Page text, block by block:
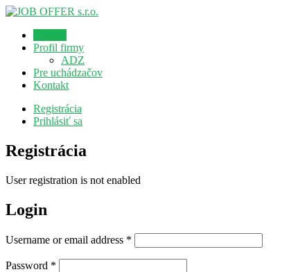
Profil firmy
ADZ
Pre uchádzačov
Kontakt
Registrácia
Prihlásiť sa
Registrácia
User registration is not enabled
Login
Username or email address *
Password *